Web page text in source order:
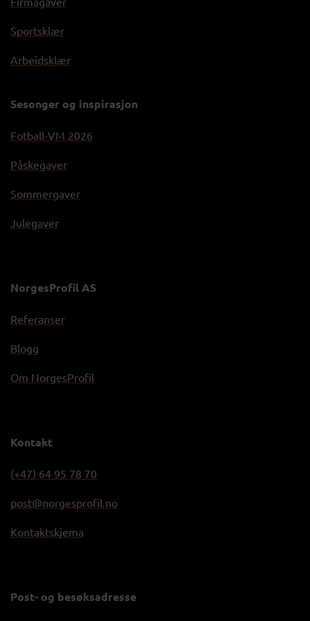
Sportsklær
Arbeidsklær
Sesonger og inspirasjon
Fotball-VM 2026
Påskegaver
Sommergaver
Julegaver
NorgesProfil AS
Referanser
Blogg
Om NorgesProfil
Kontakt
(+47) 64 95 78 70
post@norgesprofil.no
Kontaktskjema
Post- og besøksadresse